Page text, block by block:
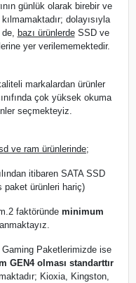
günlük olarak birebir ve
dolayısıyla
bazı ürünlerdeSSD ve
yer verilememektedir.
markalardan ürünler
çok yüksek okuma
seçmekteyiz.
ve ram ürünlerinde;
itibaren SATA SSD
paket ürünleri hariç)
faktöründe minimum
Paketlerimizde ise
GEN4 olması standarttır
Kioxia, Kingston,